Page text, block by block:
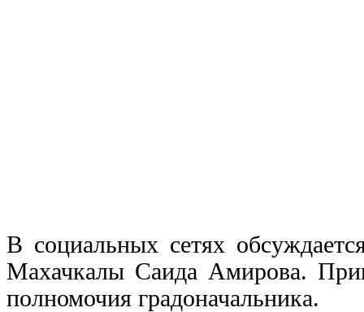
В социальных сетях
Махачкалы Саида Амирова.
полномочия градоначальника.